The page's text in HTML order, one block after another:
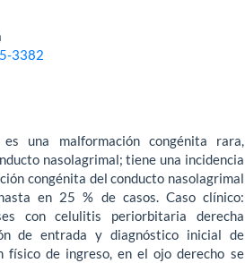
3382
una malformación congénita rara,
nasolagrimal; tiene una incidencia
congénita del conducto nasolagrimal
en 25 % de casos. Caso clínico:
con celulitis periorbitaria derecha
de entrada y diagnóstico inicial de
físico de ingreso, en el ojo derecho se